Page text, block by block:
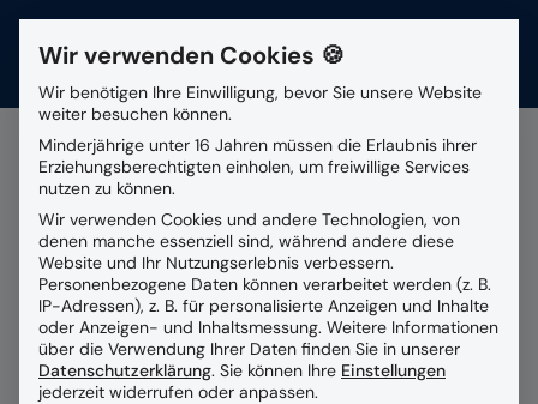
Suchfeld
Suchen
Alle Beiträge mit dem
Schlagwortprivat Cloud
Wir verwenden Cookies 🍪
Wir benötigen Ihre Einwilligung, bevor Sie unsere Website
weiter besuchen können.
Minderjährige unter 16 Jahren müssen die Erlaubnis ihrer
Erziehungsberechtigten einholen, um freiwillige Services
nutzen zu können.
Wir verwenden Cookies und andere Technologien, von
denen manche essenziell sind, während andere diese
Website und Ihr Nutzungserlebnis verbessern.
Personenbezogene Daten können verarbeitet werden (z. B.
IP-Adressen), z. B. für personalisierte Anzeigen und Inhalte
oder Anzeigen- und Inhaltsmessung. Weitere Informationen
über die Verwendung Ihrer Daten finden Sie in unserer
Datenschutzerklärung. Sie können Ihre Einstellungen
jederzeit widerrufen oder anpassen.